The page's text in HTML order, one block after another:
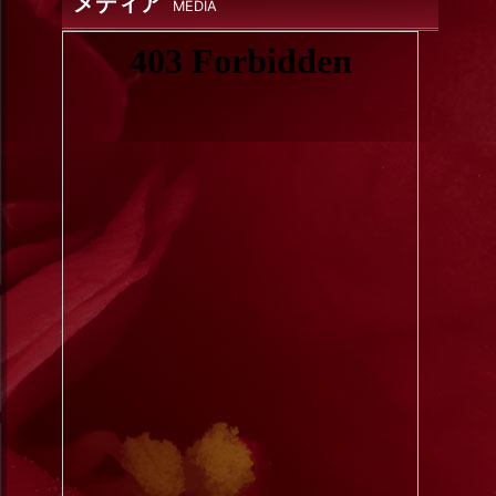
MEDIA